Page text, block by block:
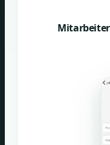
Mitarbeiter